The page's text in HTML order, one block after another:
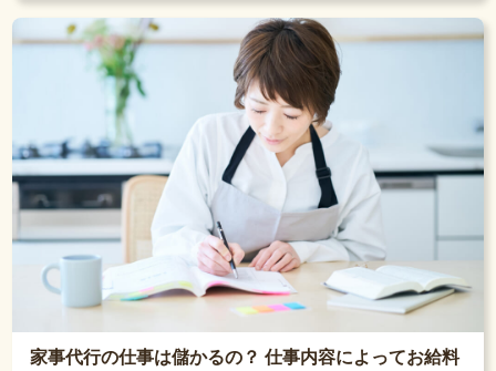
家事代行の仕事は儲かるの？ 仕事内容によってお給料